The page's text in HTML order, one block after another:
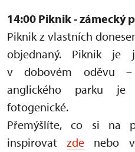
14:00 Piknik - zámecký
Piknik z vlastních
objednaný. Piknik
v dobovém oděvu –
anglického parku
fotogenické.
Přemýšlíte, co si na
inspirovatzde nebo